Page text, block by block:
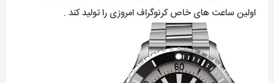
اولین ساعت های خاص کرنوگراف امروزی را تولید کند .